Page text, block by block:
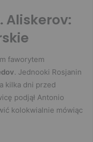
Aliskerov:
faworytem
. Jednooki Rosjanin
kilka dni przed
podjął Antonio
kolokwialnie mówiąc